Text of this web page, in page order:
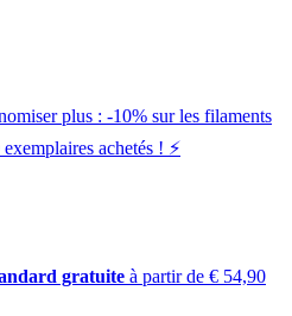
plus : -10% sur les filaments
achetés ! ⚡️
gratuite à partir de € 54,90